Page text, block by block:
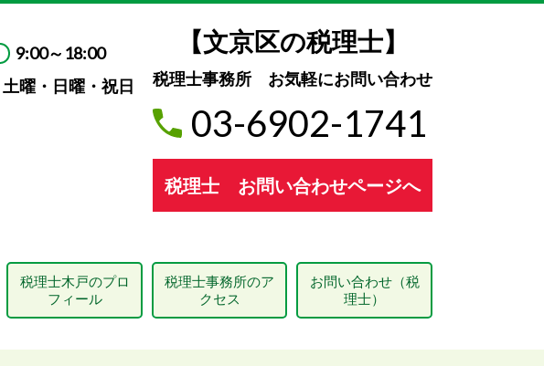
9:00～18:00
土曜・日曜・祝日
【文京区の税理士】
税理士事務所 お気軽にお問い合わせ
03-6902-1741
税理士 お問い合わせページへ
税理士木戸のプロ
フィール
税理士事務所のア
クセス
お問い合わせ（税
理士）